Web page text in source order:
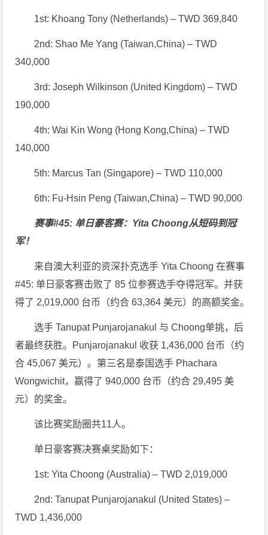
1st: Khoang Tony (Netherlands) – TWD 369,840
2nd: Shao Me Yang (Taiwan,China) – TWD
340,000
3rd: Joseph Wilkinson (United Kingdom) – TWD
190,000
4th: Wai Kin Wong (Hong Kong,China) – TWD
140,000
5th: Marcus Tan (Singapore) – TWD 110,000
6th: Fu-Hsin Peng (Taiwan,China) – TWD 90,000
赛事#45: 单日豪客赛：Yita Choong从短码到冠
军！
来自澳大利亚的资深扑克选手 Yita Choong 在赛事
#45: 单日豪客赛击败了 85 位参赛选手夺得冠军。并获
得了 2,019,000 台币（约合 63,364 美元）的高额奖金。
选手 Tanupat Punjarojanakul 与 Choong单挑，后
者最终获胜。Punjarojanakul 收获 1,436,000 台币（约
合 45,067 美元）。第三名是泰国选手 Phachara
Wongwichit，赢得了 940,000 台币（约合 29,495 美
元）的奖金。
该比赛奖励圈共11人。
单日豪客赛决赛桌奖励如下：
1st: Yita Choong (Australia) – TWD 2,019,000
2nd: Tanupat Punjarojanakul (United States) –
TWD 1,436,000